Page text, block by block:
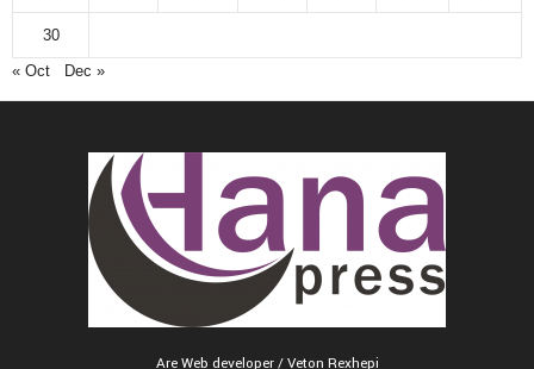
30
« Oct
Dec »
Are Web developer / Veton Rexhepi